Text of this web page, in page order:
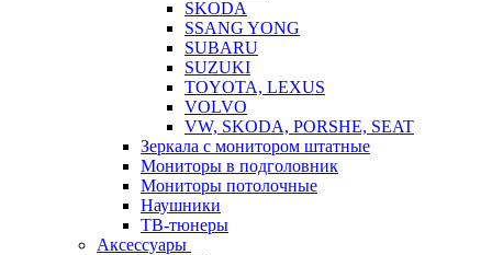
SKODA
SSANG YONG
SUBARU
SUZUKI
TOYOTA, LEXUS
VOLVO
VW, SKODA, PORSHE, SEAT
Зеркала с монитором штатные
Мониторы в подголовник
Мониторы потолочные
Наушники
ТВ-тюнеры
Аксессуары